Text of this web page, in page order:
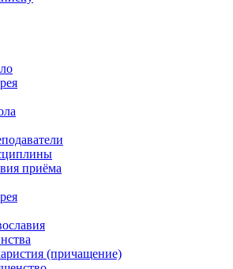
приёма
(причащение)